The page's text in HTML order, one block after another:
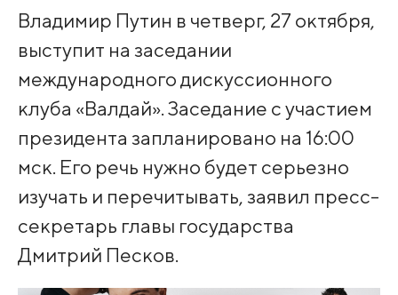
Владимир Путин в четверг, 27 октября,
выступит на заседании
международного дискуссионного
клуба «Валдай». Заседание с участием
президента запланировано на 16:00
мск. Его речь нужно будет серьезно
изучать и перечитывать, заявил пресс-
секретарь главы государства
Дмитрий Песков.